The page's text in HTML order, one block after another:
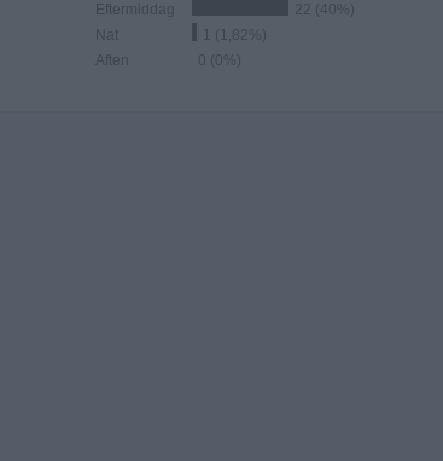
Eftermiddag
22 (40%)
Nat
1 (1,82%)
Aften
0 (0%)